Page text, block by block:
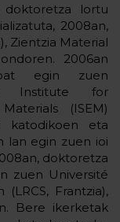
doktoretza lortu
2008an,
Zientzia Material
2006an
egin zuen
Institute for
(ISEM)
katodikoen eta
lan egin zuen ioi
doktoretza
zuen Université
Frantzia),
Bere ikerketak